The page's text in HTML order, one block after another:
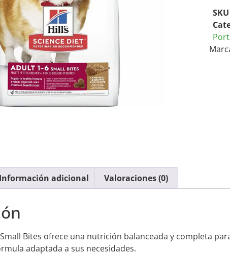
SKU
Información adicional Valoraciones (0)
Bites ofrece una nutrición balanceada y completa
adaptada a sus necesidades.